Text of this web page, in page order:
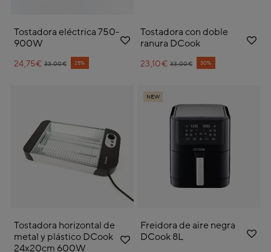
Tostadora eléctrica 750-
900W
Price reduced from
33,00€
to 25%
24,75€
Tostadora con doble
ranura DCook
Price reduced from
33,00€
to 30%
23,10€
Tostadora horizontal de
metal y plástico DCook
24x20cm 600W
NEW
Freidora de aire negra
DCook 8L